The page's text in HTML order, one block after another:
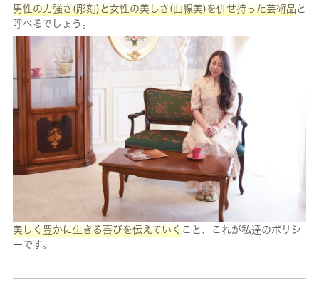
男性の力強さ(彫刻)と女性の美しさ(曲線美)を併せ持った芸術品と
呼べるでしょう。
美しく豊かに生きる喜びを伝えていくこと、これが私達のポリシ
ーです。